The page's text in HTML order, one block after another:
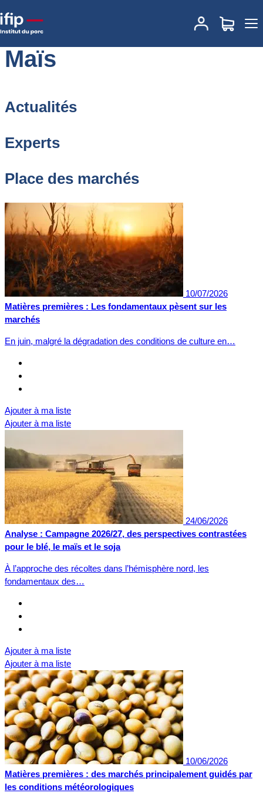
Accueil
Maïs
Actualités
Experts
Place des marchés
10/07/2026
Matières premières : Les fondamentaux pèsent sur les
marchés
En juin, malgré la dégradation des conditions de culture en…
Ajouter à ma liste
Ajouter à ma liste
24/06/2026
Analyse : Campagne 2026/27, des perspectives contrastées
pour le blé, le maïs et le soja
À l’approche des récoltes dans l’hémisphère nord, les
fondamentaux des…
Ajouter à ma liste
Ajouter à ma liste
10/06/2026
Matières premières : des marchés principalement guidés par
les conditions météorologiques